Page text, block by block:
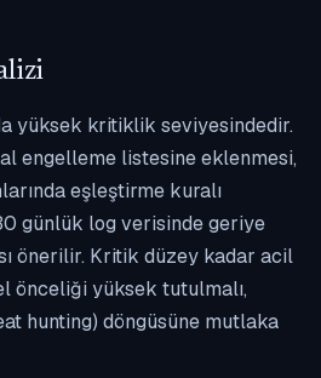
yüksek kritiklik seviyesindedir.
engelleme listesine eklenmesi,
eşleştirme kuralı
günlük log verisinde geriye
önerilir. Kritik düzey kadar acil
önceliği yüksek tutulmalı,
hunting) döngüsüne mutlaka